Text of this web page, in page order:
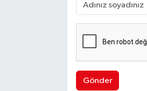
Gönder